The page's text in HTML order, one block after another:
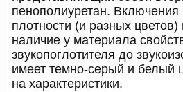
пенополиуретан.
плотности (и разных
наличие у материала
звукопоглотителя до
имеет темно-серый и белый
на характеристики.